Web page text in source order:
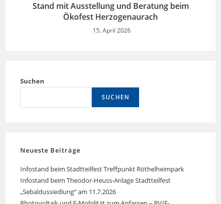
Stand mit Ausstellung und Beratung beim
Ökofest Herzogenaurach
15. April 2026
Suchen
SUCHEN
Neueste Beiträge
Infostand beim Stadtteilfest Treffpunkt Röthelheimpark
Infostand beim Theodor-Heuss-Anlage Stadtteilfest
„Sebaldussiedlung“ am 11.7.2026